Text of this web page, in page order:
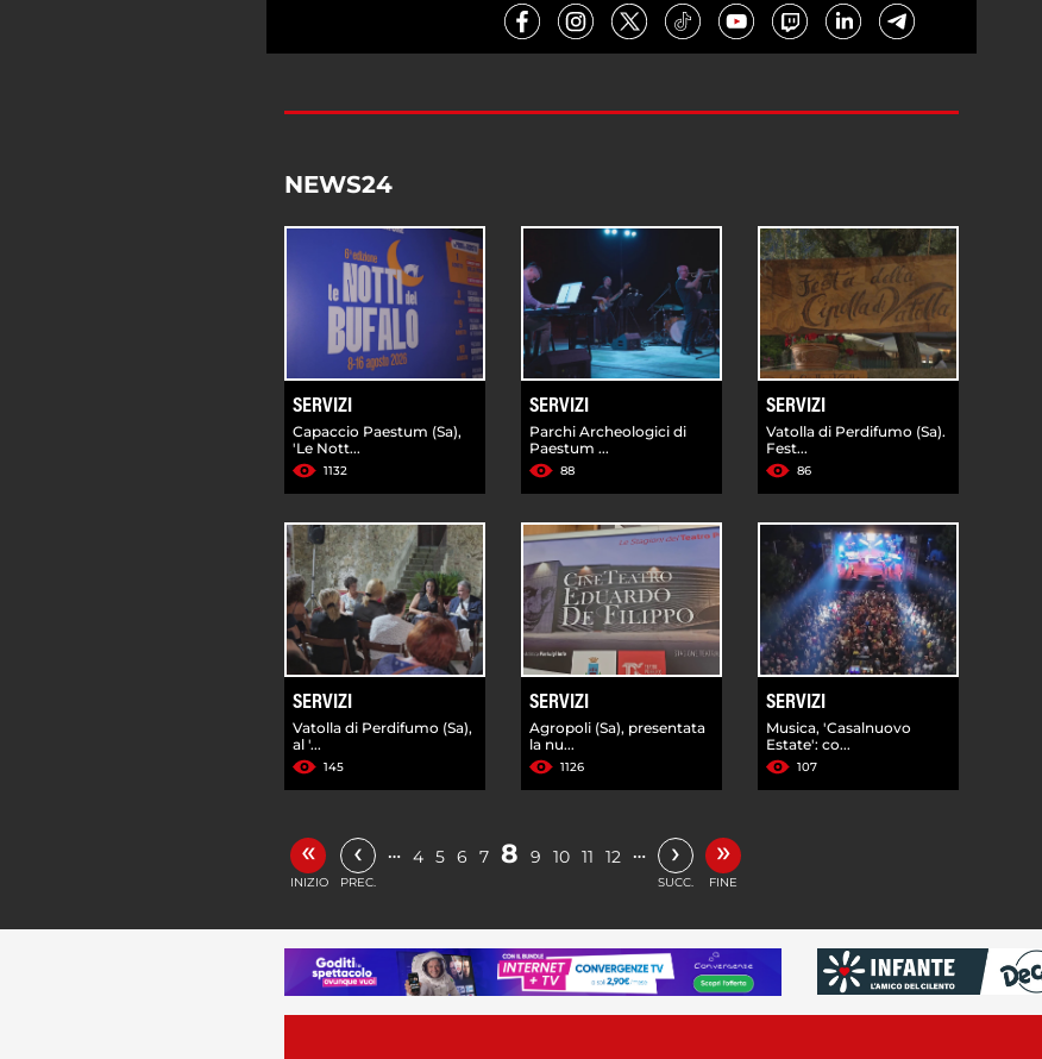
NEWS24
SERVIZI
Capaccio Paestum (Sa),
'Le Nott...
1132
SERVIZI
Parchi Archeologici di
Paestum ...
88
SERVIZI
Vatolla di Perdifumo (Sa).
Fest...
86
SERVIZI
Vatolla di Perdifumo (Sa),
al '...
145
SERVIZI
Agropoli (Sa), presentata
la nu...
1126
SERVIZI
Musica, 'Casalnuovo
Estate': co...
107
«
INIZIO
‹
PREC.
… 4 5 6 7 8 9 10 11 12 … ›
SUCC.
»
FINE